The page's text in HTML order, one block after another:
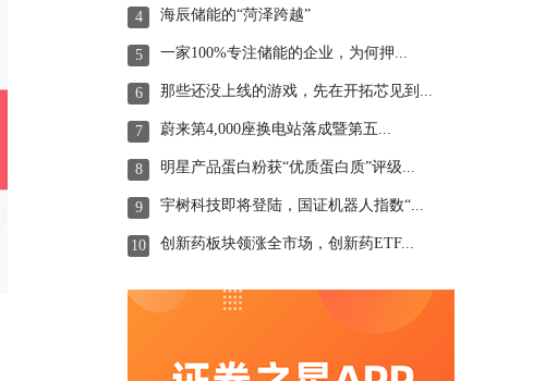
4 海辰储能的“菏泽跨越”
5 一家100%专注储能的企业，为何押...
6 那些还没上线的游戏，先在开拓芯见到...
7 蔚来第4,000座换电站落成暨第五...
8 明星产品蛋白粉获“优质蛋白质”评级...
9 宇树科技即将登陆，国证机器人指数“...
10 创新药板块领涨全市场，创新药ETF...